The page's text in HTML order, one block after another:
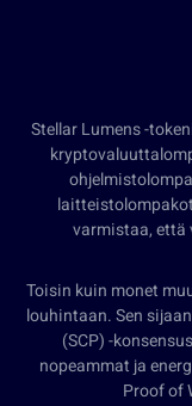
Stellar Lumens -
varmistaa, että
Toisin kuin monet
louhintaan. Sen
(SCP) -
nopeammat ja
Proof of